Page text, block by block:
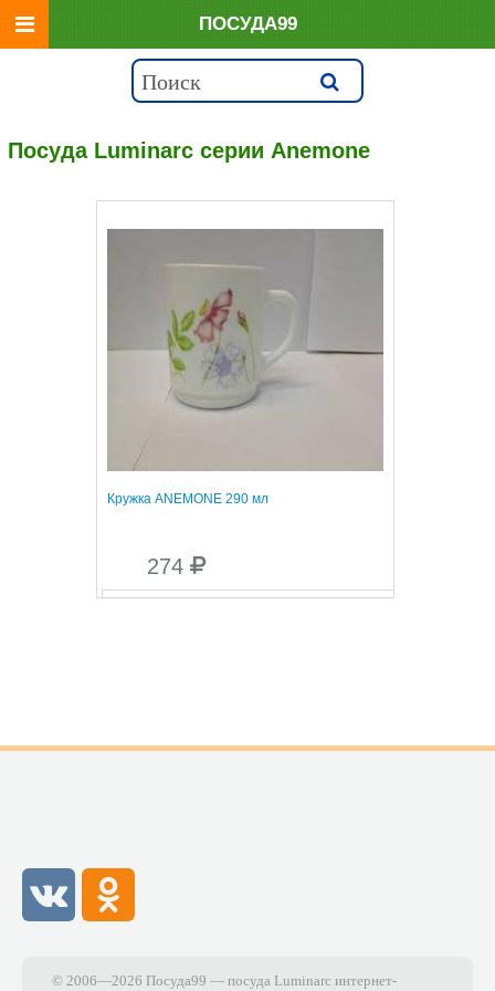
Посуда Luminarc серии Anemone
Кружка ANEMONE 290 мл
274
Чайная пара ANEMONE 160 мл
© 2006—2026 Посуда99 — посуда Luminarc интернет-
ПОСУДА99